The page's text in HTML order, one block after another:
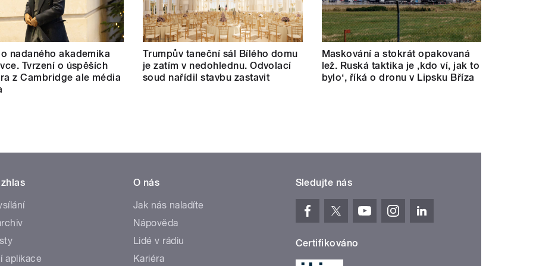
nadaného akademika
Tvrzení o úspěších
z Cambridge ale média
Trumpův taneční sál Bílého domu
je zatím v nedohlednu. Odvolací
soud nařídil stavbu zastavit
Maskování a stokrát opakovaná
lež. Ruská taktika je ‚kdo ví, jak to
bylo‘, říká o dronu v Lipsku Bříza
aplikace
O nás
Jak nás naladíte
Nápověda
Lidé v rádiu
Kariéra
Sledujte nás
Certifikováno